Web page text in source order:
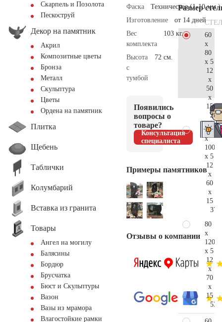
Скарпель и Позолота
Пескоструй
Декор на памятник
Акрил
Композитные цветы
Бронза
Металл
Скульптура
Цветы
Ордена на памятник
Плитка
Щебень
Таблички
Колумбарий
Вставка из гранита
Товары
Ангел на могилу
Балясины
Бордюр
Брусчатка
Бюст и Скульптуры
Вазон
Вазы из мрамора
Влагостойкие рамки
Фаска
Техническая (1-10 мм.)
Изготовление
от 14 дней
Вес
комплекта
103 кг.
Высота
с
тумбой
72 см.
Появились
вопросы о
товаре?
Консультация
специалиста
Примеры памятников
Отзывы о компании
Размер
60
x
80
x 5
12
x
50
x
15
70
x
100
x 5
12
x
60
x
15
80
x
120
x 5
12
x
70
x
15